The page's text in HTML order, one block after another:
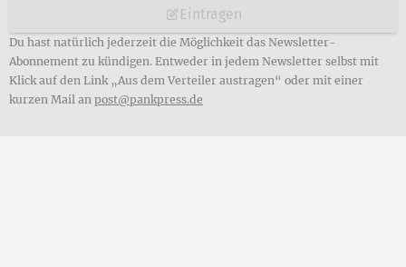
Eintragen
Du hast natürlich jederzeit die Möglichkeit das Newsletter-
Abonnement zu kündigen. Entweder in jedem Newsletter selbst mit
Klick auf den Link „Aus dem Verteiler austragen“ oder mit einer
kurzen Mail an post@pankpress.de